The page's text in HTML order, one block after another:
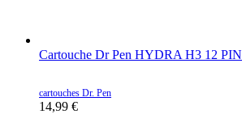
Cartouche Dr Pen HYDRA H3 12 PIN
cartouches Dr. Pen
14,99 €